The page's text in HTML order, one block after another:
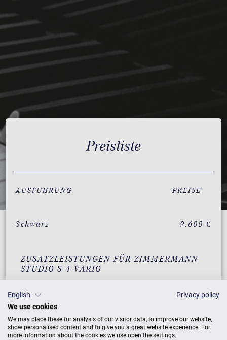
Preisliste
AUSFÜHRUNG PREISE
Schwarz 9.600 €
ZUSATZLEISTUNGEN FÜR ZIMMERMANN
STUDIO S 4 VARIO
PREISLISTE HERUNTERLADEN
English
Privacy policy
We use cookies
We may place these for analysis of our visitor data, to improve our website,
show personalised content and to give you a great website experience. For
more information about the cookies we use open the settings.